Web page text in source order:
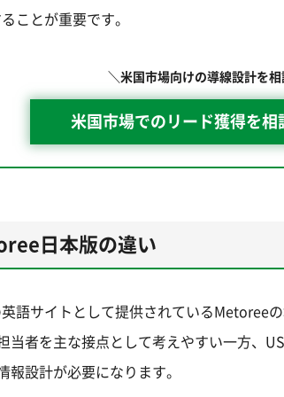
ことが重要です。
＼米国市場向けの導線設計を
米国市場でのリード獲得を相
日本版の違い
語サイトとして提供されているMetoree
当者を主な接点として考えやすい一方、
設計が必要になります。